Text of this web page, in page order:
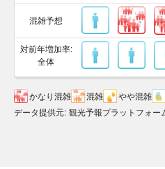
混雑予想
対前年増加率:
全体
かなり混雑 混雑 やや混雑
データ提供元: 観光予報プラットフォー